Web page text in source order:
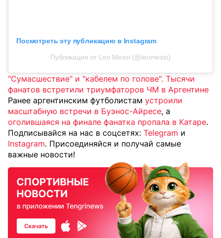
Посмотреть эту публикацию в Instagram
Публикация от Leo Messi (@leomessi)
"Сумасшествие" и "кабелем по голове". Тысячи
фанатов встретили триумфаторов ЧМ в Аргентине
Ранее аргентинским футболистам устроили
масштабную встречи в Буэнос-Айресе, а
оголившаяся на финале фанатка пропала в Катаре.
Подписывайся на нас в соцсетях: Telegram и
Instagram. Присоединяйся и получай самые
важные новости!